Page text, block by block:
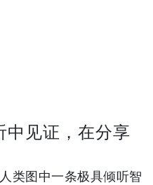
见证，在分享
类图中一条极具倾听智